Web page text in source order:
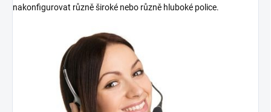
nakonfigurovat různě široké nebo různě hluboké police.